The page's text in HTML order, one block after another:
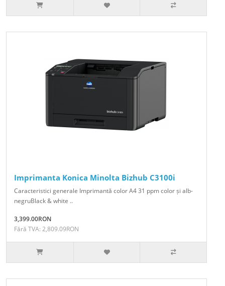
Imprimanta Konica Minolta Bizhub C3100i
Caracteristici generale Imprimantă color A4 31 ppm color și alb-
negruBlack & white ..
3,399.00RON
Fără TVA: 2,809.09RON